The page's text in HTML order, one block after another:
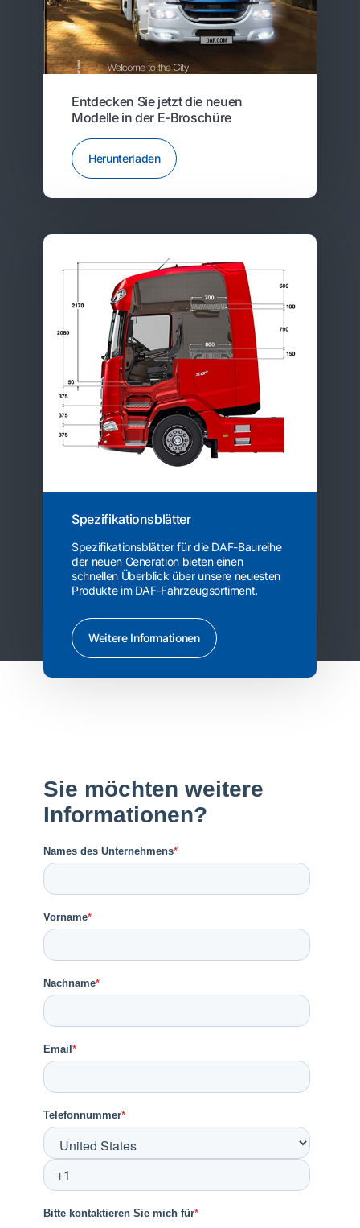
Entdecken Sie jetzt die neuen
Modelle in der E-Broschüre
Herunterladen
Spezifikationsblätter
Spezifikationsblätter für die DAF-Baureihe
der neuen Generation bieten einen
schnellen Überblick über unsere neuesten
Produkte im DAF-Fahrzeugsortiment.
Weitere Informationen